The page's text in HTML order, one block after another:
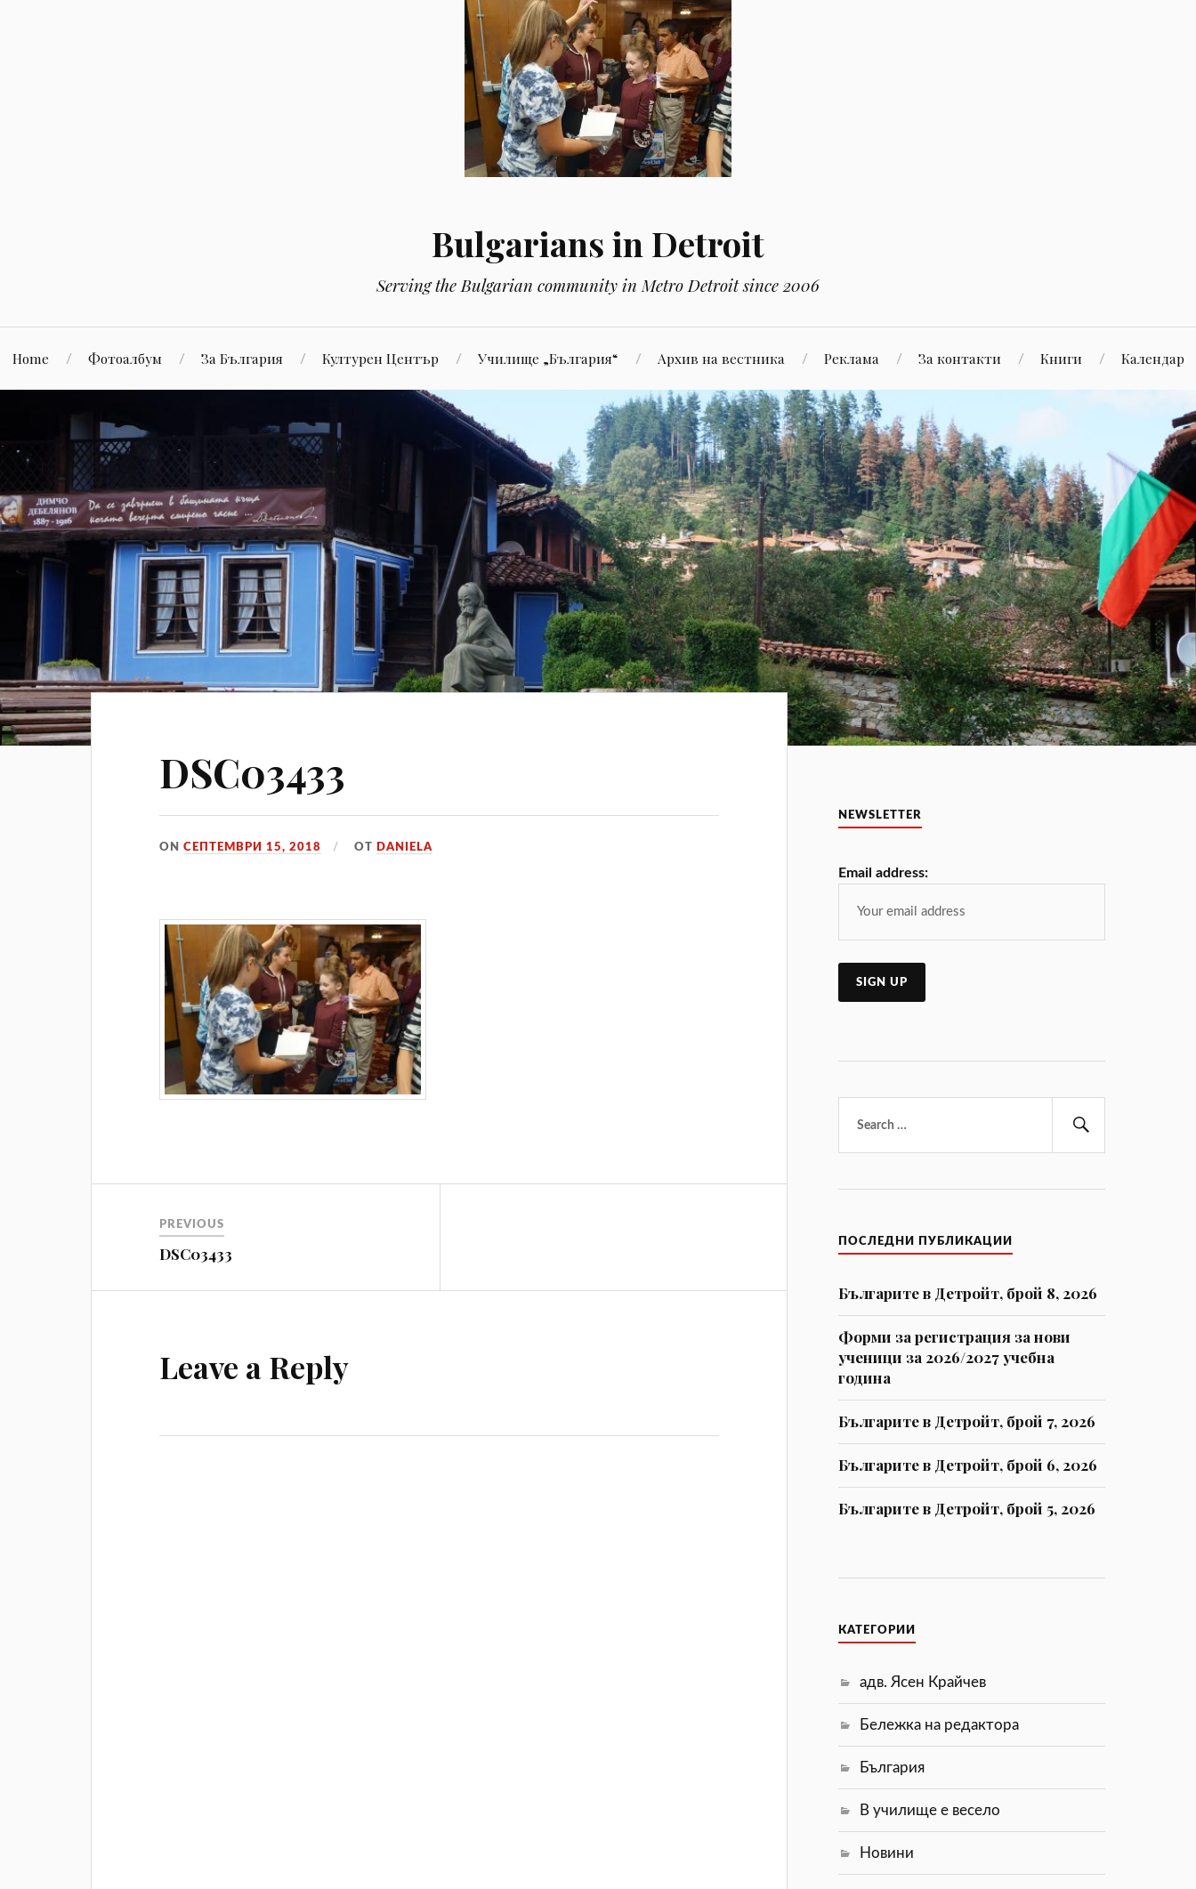
Bulgarians in Detroit
Serving the Bulgarian community in Metro Detroit since 2006
Home Фотоалбум За България Културен Център Училище „България“ Aрхив на вестника Реклама За контакти Книги Календар
DSC03433
ONСЕПТЕМВРИ 15, 2018 ОТ DANIELA
PREVIOUS
DSC03433
Leave a Reply
NEWSLETTER
Email address:
ПОСЛЕДНИ ПУБЛИКАЦИИ
Българите в Детройт, брой 8, 2026
Форми за регистрaция за нови
ученици за 2026/2027 учебна
година
Българите в Детройт, брой 7, 2026
Българите в Детройт, брой 6, 2026
Българите в Детройт, брой 5, 2026
КАТЕГОРИИ
адв. Ясен Крайчев
Бележка на редактора
България
В училище е весело
Новини